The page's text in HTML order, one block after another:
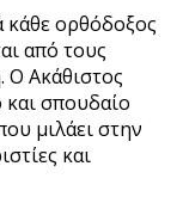
κάθε ορθόδοξος
από τους
Ο Ακάθιστος
και σπουδαίο
μιλάει στην
και